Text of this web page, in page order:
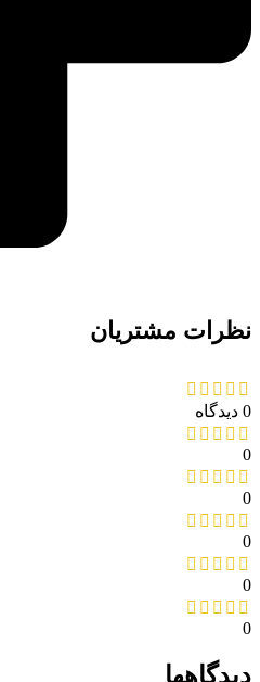
نظرات مشتریان
0 دیدگاه
0
0
0
0
0
دیدگاهها